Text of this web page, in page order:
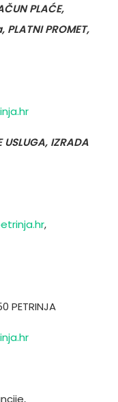
PLAĆE,
PROMET,
IZRADA
,
PETRINJA